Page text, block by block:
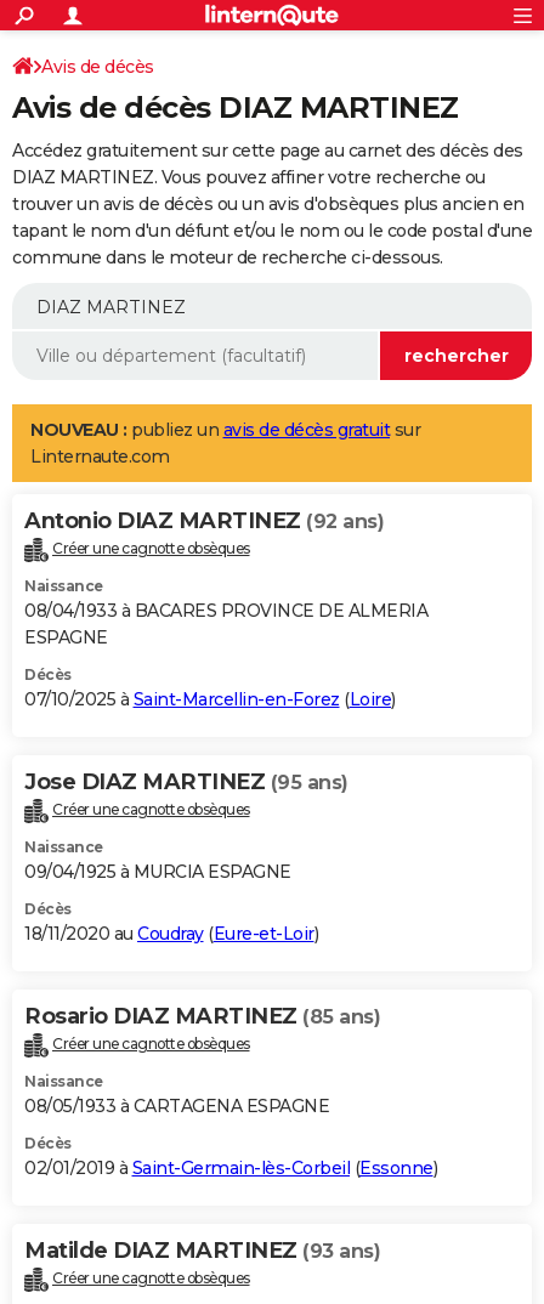
ACTUALITÉS
Politique
Société
Faits Divers
Education
Monde
Villes
+
SPORT
Coupe du monde 2026
Football
Tennis
Cyclisme
Rugby
Forum
Programme TV
TNT
Streaming
Cinéma
Sorties cinéma
Musique
+
FINANCE
Retraite
Epargne
Immobilier
Risques naturels par ville
Assurance
AUTO
Essais
Réserver un essai
Citadines
Berlines
SUV
Forum auto
+
Mobiles
Meilleur smartphone
Internet
Ordinateurs
Jeux vidéo
Guide high-tech
Aménagement intérieur
LIFESTYLE
Art de vivre
Bien-être
Loisirs
Mode
Modes de vie
Alimentation
Guide de la santé
Maladies
Médicaments
Sommeil
VOYAGE
Destinations
City break
Voyage nature
Voyage de noces
Forum
Climat
+PHOTO
GUIDES D'ACHAT
BONS PLANS
DICTIONNAIRE
Dictionnaire
Biographies
Citations
Expressions
Proverbes
PROGRAMME TV
COPAINS D'AVANT
S'inscrire
Se connecter
Lycées
Collèges
Primaires
Universités
Entreprises
Service militaire
Avis de recherche
AVIS DE DÉCÈS
Bricolage
Lifestyle
Culture
Sport
Auto
Television
Voyage
Cinema
Avis de décès
Avis de décès DIAZ MARTINEZ
Accédez gratuitement sur cette page au carnet des décès des
DIAZ MARTINEZ. Vous pouvez affiner votre recherche ou
trouver un avis de décès ou un avis d'obsèques plus ancien en
tapant le nom d'un défunt et/ou le nom ou le code postal d'une
commune dans le moteur de recherche ci-dessous.
NOUVEAU : publiez un avis de décès gratuitsur
Linternaute.com
Antonio DIAZ MARTINEZ (92 ans)
Créer une cagnotte obsèques
Naissance
08/04/1933 à BACARES PROVINCE DE ALMERIA
ESPAGNE
Décès
07/10/2025 à Saint-Marcellin-en-Forez (Loire)
Jose DIAZ MARTINEZ (95 ans)
Créer une cagnotte obsèques
Naissance
09/04/1925 à MURCIA ESPAGNE
Décès
18/11/2020 au Coudray(Eure-et-Loir)
Rosario DIAZ MARTINEZ (85 ans)
Créer une cagnotte obsèques
Naissance
08/05/1933 à CARTAGENA ESPAGNE
Décès
02/01/2019 à Saint-Germain-lès-Corbeil (Essonne)
Matilde DIAZ MARTINEZ (93 ans)
Créer une cagnotte obsèques